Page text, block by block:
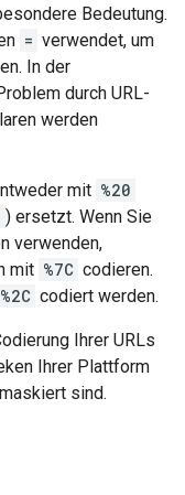
Bedeutung.
= verwendet, um
In der
durch URL-
werden
mit %20
) ersetzt. Wenn Sie
verwenden,
mit %7C codieren.
%2C codiert werden.
Ihrer URLs
Ihrer Plattform
sind.